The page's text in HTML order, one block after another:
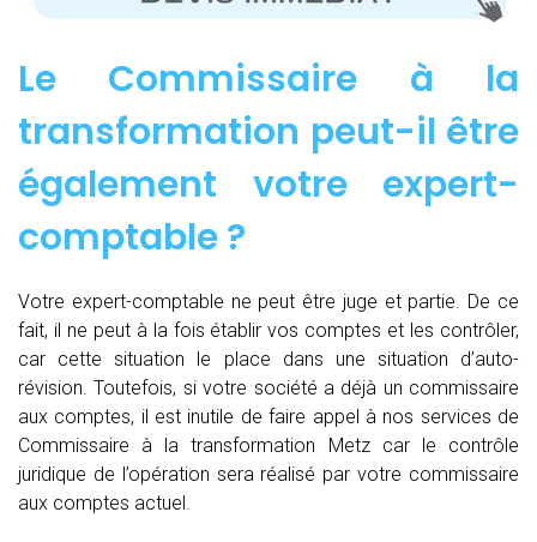
Le Commissaire à la
transformation peut-il être
également votre expert-
comptable ?
Votre expert-comptable ne peut être juge et partie. De ce
fait, il ne peut à la fois établir vos comptes et les contrôler,
car cette situation le place dans une situation d’auto-
révision. Toutefois, si votre société a déjà un commissaire
aux comptes, il est inutile de faire appel à nos services de
Commissaire à la transformation Metz car le contrôle
juridique de l’opération sera réalisé par votre commissaire
aux comptes actuel.